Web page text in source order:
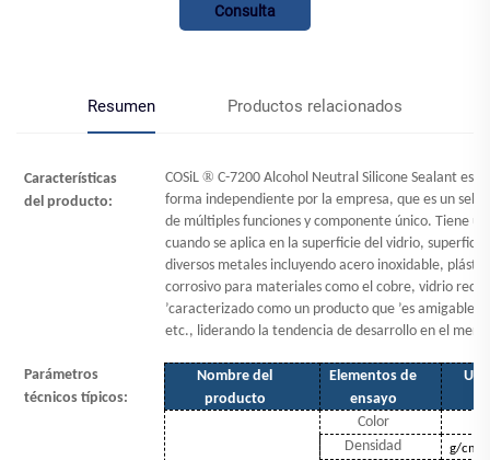
Consulta
Resumen Productos relacionados
Características
del producto:
COSiL ® C-7200 Alcohol Neutral Silicone Sealant es
forma independiente por la empresa, que es un
de múltiples funciones y componente único. Tiene
cuando se aplica en la superficie del vidrio,
diversos metales incluyendo acero inoxidable,
corrosivo para materiales como el cobre, vidrio
’caracterizado como un producto que ’es amigable
etc., liderando la tendencia de desarrollo en el
Parámetros
técnicos típicos:
Nombre del
producto
Elementos de
ensayo
Color
Densidad
g/cm